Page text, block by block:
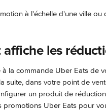
à l'échelle d'une ville ou
les
la commande Uber Eats de
suite, dans votre point de
un produit de
promotions Uber Eats pour